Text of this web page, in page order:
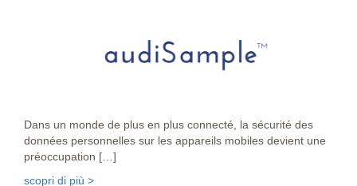
Dans un monde de plus en plus connecté, la sécurité des
données personnelles sur les appareils mobiles devient une
préoccupation […]
scopri di più >